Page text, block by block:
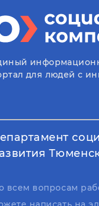
для людей с
всем вопросам